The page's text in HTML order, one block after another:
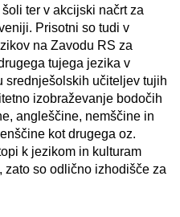
šoli ter v akcijski načrt za
Prisotni so tudi v
na Zavodu RS za
tujega jezika v
srednješolskih učiteljev tujih
izobraževanje bodočih
angleščine, nemščine in
kot drugega oz.
k jezikom in kulturam
so odlično izhodišče za